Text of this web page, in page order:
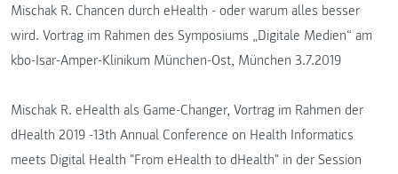
Mischak R. Chancen durch eHealth - oder warum alles besser
wird. Vortrag im Rahmen des Symposiums „Digitale Medien“ am
kbo-Isar-Amper-Klinikum München-Ost, München 3.7.2019
Mischak R. eHealth als Game-Changer, Vortrag im Rahmen der
dHealth 2019 -13th Annual Conference on Health Informatics
meets Digital Health "From eHealth to dHealth" in der Session